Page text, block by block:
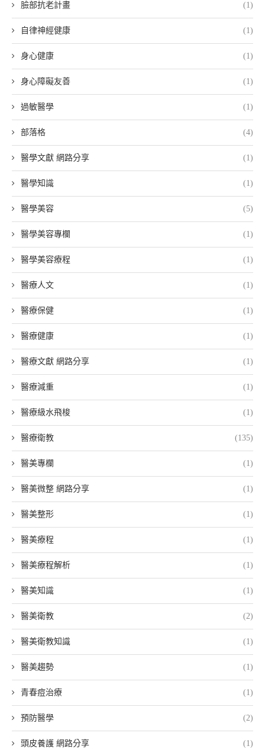
臉部抗老計畫 (1)
自律神經健康 (1)
身心健康 (1)
身心障礙友善 (1)
過敏醫學 (1)
部落格 (4)
醫學文獻 網路分享 (1)
醫學知識 (1)
醫學美容 (5)
醫學美容專欄 (1)
醫學美容療程 (1)
醫療人文 (1)
醫療保健 (1)
醫療健康 (1)
醫療文獻 網路分享 (1)
醫療減重 (1)
醫療級水飛梭 (1)
醫療衛教 (135)
醫美專欄 (1)
醫美微整 網路分享 (1)
醫美整形 (1)
醫美療程 (1)
醫美療程解析 (1)
醫美知識 (1)
醫美衛教 (2)
醫美衛教知識 (1)
醫美趨勢 (1)
青春痘治療 (1)
預防醫學 (2)
頭皮養護 網路分享 (1)